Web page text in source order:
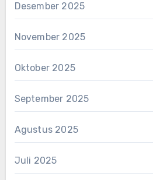
Desember 2025
November 2025
Oktober 2025
September 2025
Agustus 2025
Juli 2025